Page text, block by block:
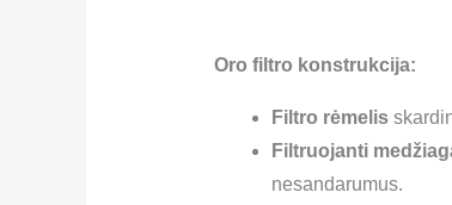
Oro filtro konstrukcija:
Filtro rėmelis
Filtruojanti
nesandarumus.